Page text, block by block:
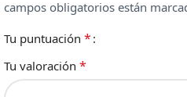
campos obligatorios están
Tu puntuación *
Tu valoración *